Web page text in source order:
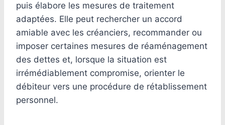
puis élabore les mesures de traitement
adaptées. Elle peut rechercher un accord
amiable avec les créanciers, recommander ou
imposer certaines mesures de réaménagement
des dettes et, lorsque la situation est
irrémédiablement compromise, orienter le
débiteur vers une procédure de rétablissement
personnel.